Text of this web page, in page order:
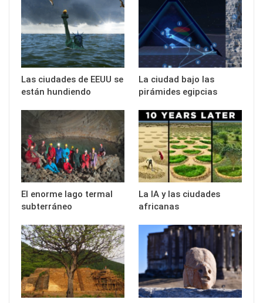
Las ciudades de EEUU se
están hundiendo
La ciudad bajo las
pirámides egipcias
El enorme lago termal
subterráneo
La IA y las ciudades
africanas